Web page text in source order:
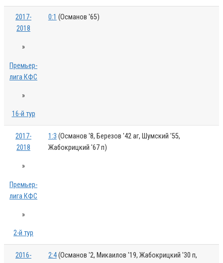
2017-
2018
»
Премьер-
лига КФС
»
16-й тур
0:1 (Османов '65)
2017-
2018
»
Премьер-
лига КФС
»
2-й тур
1:3 (Османов '8, Березов '42 аг, Шумский '55,
Жабокрицкий '67 п)
2016-
2:4(Османов '2, Микаилов '19, Жабокрицкий '30 п,